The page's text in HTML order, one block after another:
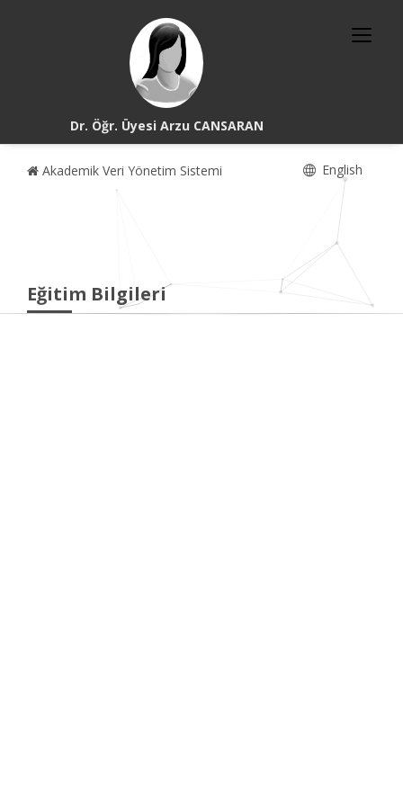
Dr. Öğr. Üyesi Arzu CANSARAN
Akademik Veri Yönetim Sistemi English
Eğitim Bilgileri